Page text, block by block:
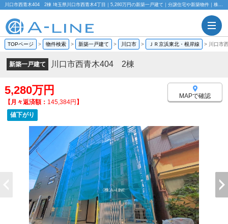
川口市西青木404 2棟 埼玉県川口市西青木4丁目｜5,280万円の新築一戸建て｜分譲住宅や新築物件｜株式会社A-LINE
TOPページ > 物件検索 > 新築一戸建て > 川口市 > ＪＲ京浜東北・根岸線 > 川口
新築一戸建て 川口市西青木404 2棟
5,280万円
【月々返済額： 145,384円】
値下がり
MAPで確認